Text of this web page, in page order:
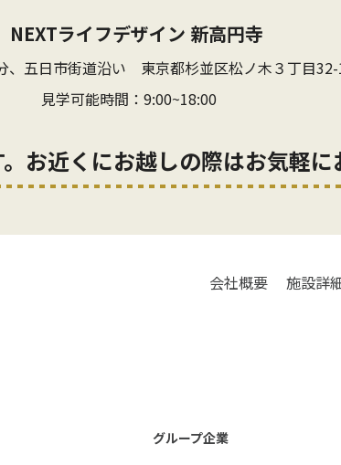
NEXTライフデザイン 新高円寺
、五日市街道沿い
東京都杉並区松ノ木３丁目
見学可能時間：9:00~18:00
お近くにお越しの際はお気軽
会社概要 施設詳
グループ企業